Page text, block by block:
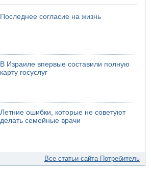
Последнее согласие на жизнь
В Израиле впервые составили полную
карту госуслуг
Летние ошибки, которые не советуют
делать семейные врачи
Все статьи сайта Потребитель